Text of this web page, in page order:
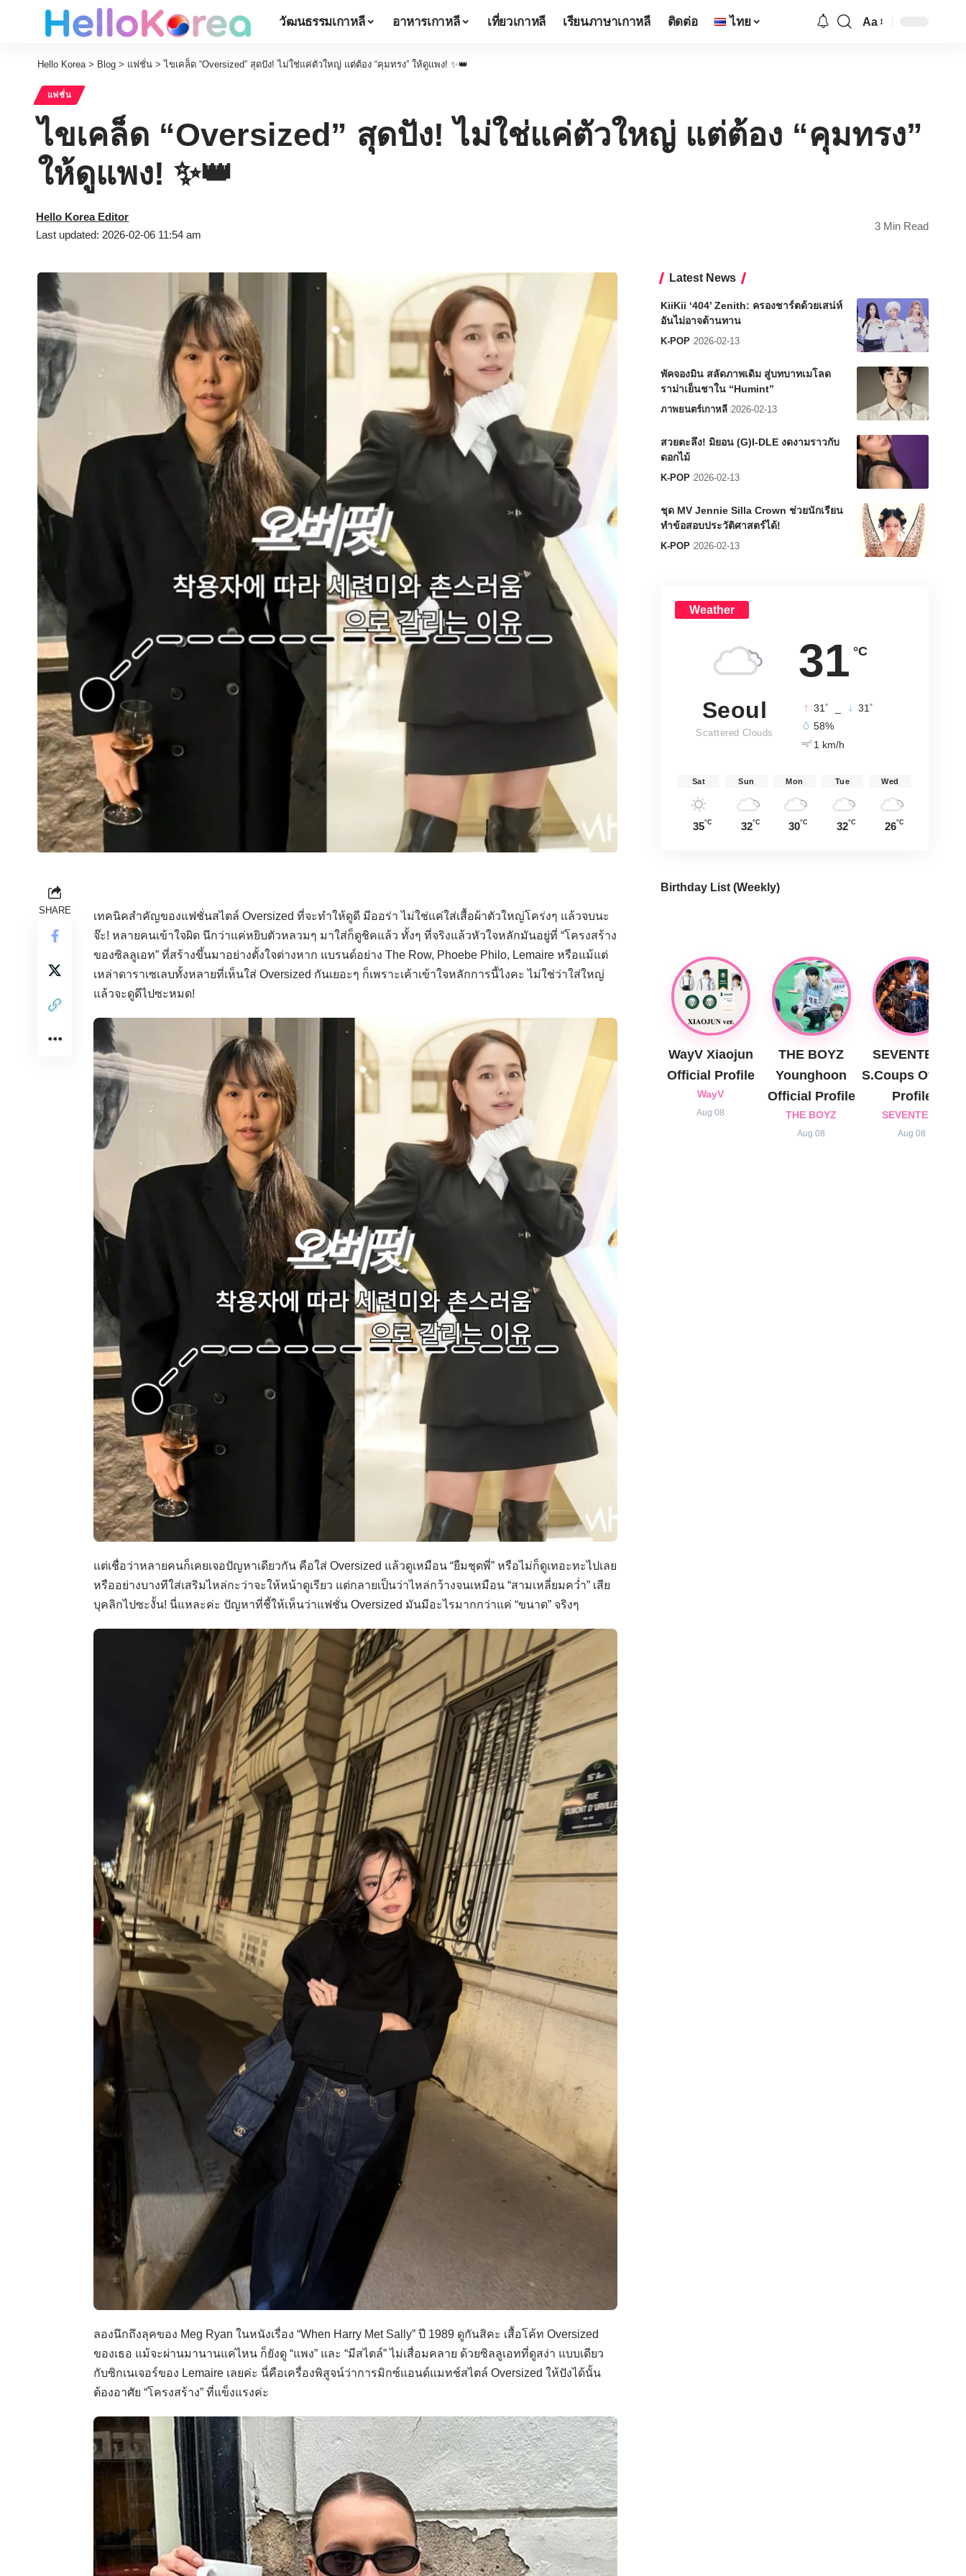
วัฒนธรรมเกาหลี อาหารเกาหลี เที่ยวเกาหลี เรียนภาษาเกาหลี ติดต่อ ไทย Aa
Hello Korea> Blog > แฟชั่น >ไขเคล็ด “Oversized” สุดปัง! ไม่ใช่แค่ตัวใหญ่ แต่ต้อง “คุมทรง” ให้ดูแพง! ✨👑
แฟชั่น
ไขเคล็ด “Oversized” สุดปัง! ไม่ใช่แค่ตัวใหญ่ แต่ต้อง “คุมทรง”
ให้ดูแพง! ✨👑
Last updated: 2026-02-06 11:54 am
Hello Korea Editor
3 Min Read
SHARE
เทคนิคสำคัญของแฟชั่นสไตล์ Oversized ที่จะทำให้ดูดี มีออร่า ไม่ใช่แค่ใส่เสื้อผ้าตัวใหญ่โคร่งๆ แล้วจบนะ
จ๊ะ! หลายคนเข้าใจผิด นึกว่าแค่หยิบตัวหลวมๆ มาใส่ก็ดูชิคแล้ว ทั้งๆ ที่จริงแล้วหัวใจหลักมันอยู่ที่ “โครงสร้าง
ของซิลลูเอท” ที่สร้างขึ้นมาอย่างตั้งใจต่างหาก แบรนด์อย่าง The Row, Phoebe Philo, Lemaire หรือแม้แต่
เหล่าดาราเซเลบทั้งหลายที่เห็นใส่ Oversized กันเยอะๆ ก็เพราะเค้าเข้าใจหลักการนี้ไงคะ ไม่ใช่ว่าใส่ใหญ่
แล้วจะดูดีไปซะหมด!
แต่เชื่อว่าหลายคนก็เคยเจอปัญหาเดียวกัน คือใส่ Oversized แล้วดูเหมือน “ยืมชุดพี่” หรือไม่ก็ดูเทอะทะไปเลย
หรืออย่างบางทีใส่เสริมไหล่กะว่าจะให้หน้าดูเรียว แต่กลายเป็นว่าไหล่กว้างจนเหมือน “สามเหลี่ยมคว่ำ” เสีย
บุคลิกไปซะงั้น! นี่แหละค่ะ ปัญหาที่ชี้ให้เห็นว่าแฟชั่น Oversized มันมีอะไรมากกว่าแค่ “ขนาด” จริงๆ
ลองนึกถึงลุคของ Meg Ryan ในหนังเรื่อง “When Harry Met Sally” ปี 1989 ดูกันสิคะ เสื้อโค้ท Oversized
ของเธอ แม้จะผ่านมานานแค่ไหน ก็ยังดู “แพง” และ “มีสไตล์” ไม่เสื่อมคลาย ด้วยซิลลูเอทที่ดูสง่า แบบเดียว
กับซิกเนเจอร์ของ Lemaire เลยค่ะ นี่คือเครื่องพิสูจน์ว่าการมิกซ์แอนด์แมทช์สไตล์ Oversized ให้ปังได้นั้น
ต้องอาศัย “โครงสร้าง” ที่แข็งแรงค่ะ
Latest News
KiiKii ‘404’ Zenith: ครองชาร์ตด้วยเสน่ห์
อันไม่อาจต้านทาน
K-POP 2026-02-13
พัคจองมิน สลัดภาพเดิม สู่บทบาทเมโลด
ราม่าเย็นชาใน “Humint”
ภาพยนตร์เกาหลี 2026-02-13
สวยตะลึง! มิยอน (G)I-DLE งดงามราวกับ
ดอกไม้
K-POP 2026-02-13
ชุด MV Jennie Silla Crown ช่วยนักเรียน
ทำข้อสอบประวัติศาสตร์ได้!
K-POP 2026-02-13
Weather
31 °C
Seoul
Scattered Clouds
31° 31°
58%
1 km/h
Sat
35°C
Sun
32°C
Mon
30°C
Tue
32°C
Wed
26°C
Birthday List (Weekly)
WayV Xiaojun
Official Profile
WayV
Aug 08
THE BOYZ
Younghoon
Official Profile
THE BOYZ
Aug 08
SEVENTEEN
S.Coups Official
Profile
SEVENTEEN
Aug 08